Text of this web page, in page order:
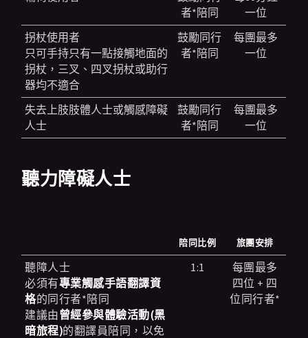
者*陪同
一位
拐杖使用者
只可手持只有一點接觸地面的
拐杖，三叉、四叉拐杖或助行
器均不適合
鼓勵同行
者*陪同
每團最多
一位
失去上肢肢體人士或觸感障礙
人士
鼓勵同行
者*陪同
每團最多
一位
聽力障礙人士
陪同比例 旅團安排
聽障人士
必須有專業觸感手語翻譯資
格的同行者*陪同
建議由曾經參與體驗活動(黑
暗旅程)的翻譯員陪同，以免
1:1
每團最多
四位 + 四
位同行者*